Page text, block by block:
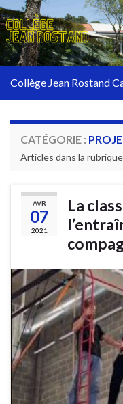
Collège Jean Rostand
CATÉGORIE :
Articles dans la
AVR
07
2021
La